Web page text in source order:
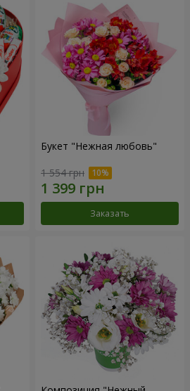
Букет "Нежная любовь"
1 554 грн
Заказать